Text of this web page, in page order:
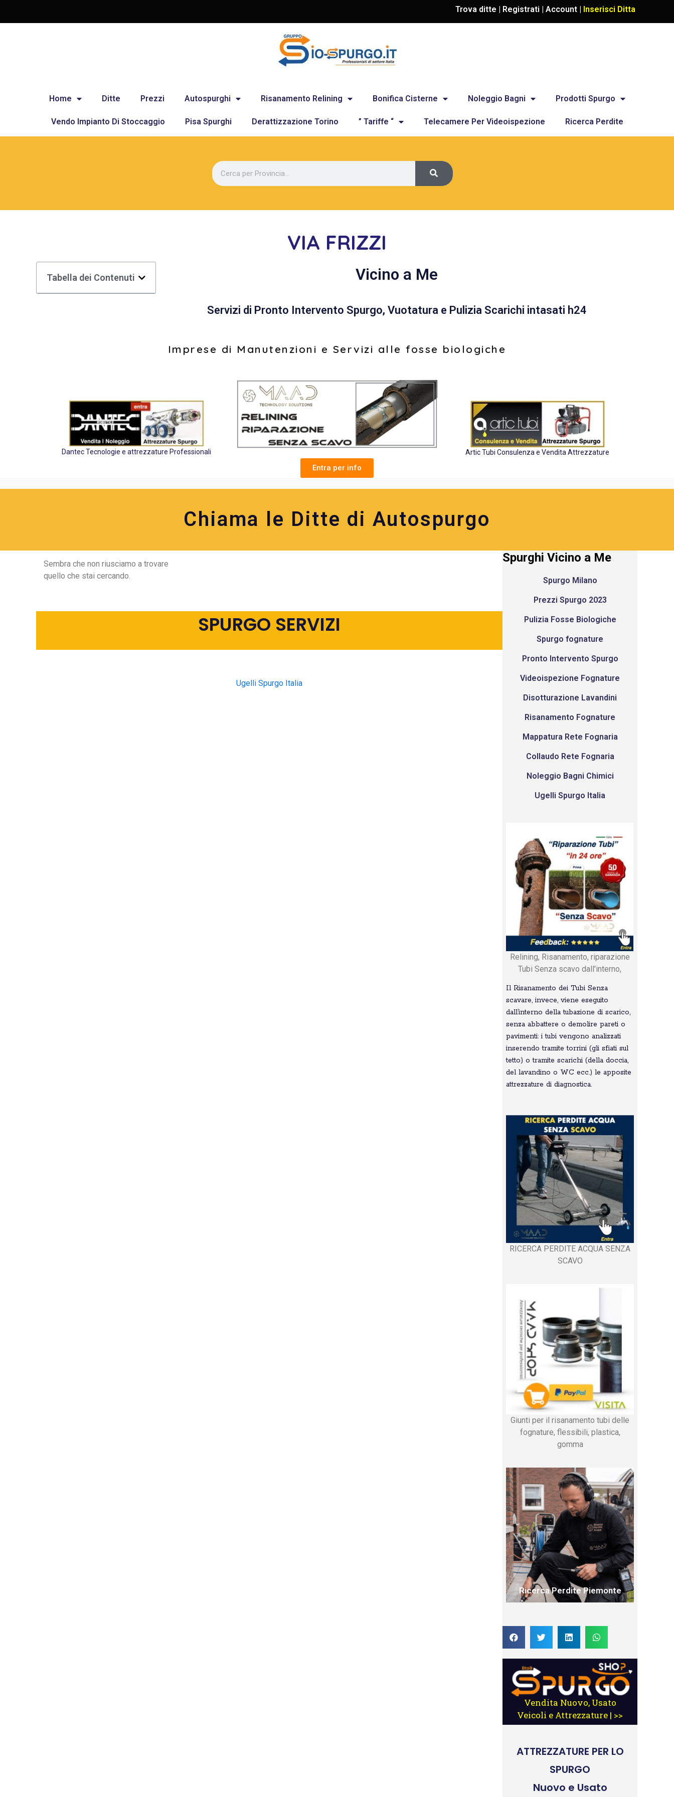
Trova ditte | Registrati | Account | Inserisci Ditta
Home Ditte Prezzi Autospurghi Risanamento Relining Bonifica Cisterne Noleggio Bagni Prodotti Spurgo
Vendo Impianto Di Stoccaggio Pisa Spurghi Derattizzazione Torino ” Tariffe “ Telecamere Per Videoispezione Ricerca Perdite
VIA FRIZZI
Tabella dei Contenuti Vicino a Me
Servizi di Pronto Intervento Spurgo, Vuotatura e Pulizia Scarichi intasati h24
Imprese di Manutenzioni e Servizi alle fosse biologiche
Dantec Tecnologie e attrezzature Professionali
Entra per info
Artic Tubi Consulenza e Vendita Attrezzature
Chiama le Ditte di Autospurgo
Sembra che non riusciamo a trovare
quello che stai cercando.
SPURGO SERVIZI
Ugelli Spurgo Italia
Spurghi Vicino a Me
Spurgo Milano
Prezzi Spurgo 2023
Pulizia Fosse Biologiche
Spurgo fognature
Pronto Intervento Spurgo
Videoispezione Fognature
Disotturazione Lavandini
Risanamento Fognature
Mappatura Rete Fognaria
Collaudo Rete Fognaria
Noleggio Bagni Chimici
Ugelli Spurgo Italia
Relining, Risanamento, riparazione
Tubi Senza scavo dall'interno,
Il Risanamento dei Tubi Senza
scavare, invece, viene eseguito
dall’interno della tubazione di scarico,
senza abbattere o demolire pareti o
pavimenti: i tubi vengono analizzati
inserendo tramite torrini (gli sfiati sul
tetto) o tramite scarichi (della doccia,
del lavandino o WC ecc.) le apposite
attrezzature di diagnostica.
RICERCA PERDITE ACQUA SENZA
SCAVO
Giunti per il risanamento tubi delle
fognature, flessibili, plastica,
gomma
Ricerca Perdite Piemonte
Vendita Nuovo, Usato
Veicoli e Attrezzature | >>
ATTREZZATURE PER LO
SPURGO
Nuovo e Usato